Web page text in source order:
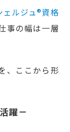
ェルジュ®資格
事の幅は一層
、ここから形
躍－